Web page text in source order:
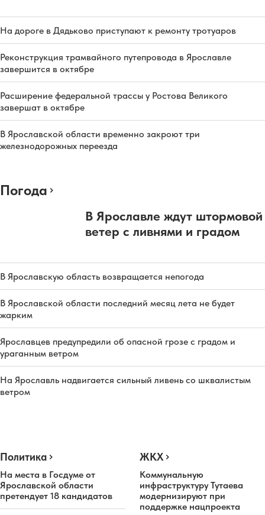
На дороге в Дядьково приступают к ремонту тротуаров
Реконструкция трамвайного путепровода в Ярославле
завершится в октябре
Расширение федеральной трассы у Ростова Великого
завершат в октябре
В Ярославской области временно закроют три
железнодорожных переезда
Погода
В Ярославле ждут штормовой
ветер с ливнями и градом
В Ярославскую область возвращается непогода
В Ярославской области последний месяц лета не будет
жарким
Ярославцев предупредили об опасной грозе с градом и
ураганным ветром
На Ярославль надвигается сильный ливень со шквалистым
ветром
Политика
На места в Госдуме от
Ярославской области
претендует 18 кандидатов
ЖКХ
Коммунальную
инфраструктуру Тутаева
модернизируют при
поддержке нацпроекта